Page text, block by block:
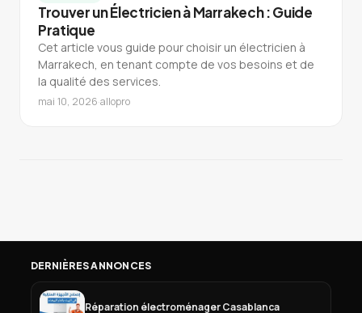
Trouver un Électricien à Marrakech : Guide
Pratique
Cet article vous guide pour choisir un électricien à
Marrakech, en tenant compte de vos besoins et de
la qualité des services.
mai 10, 2026·allopro
DERNIÈRES ANNONCES
Réparation électroménager Casablanca